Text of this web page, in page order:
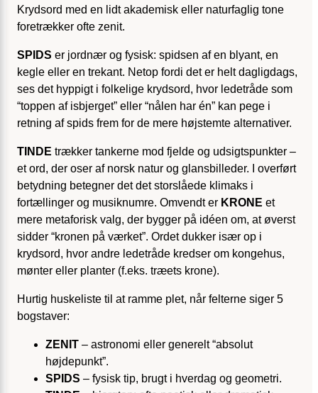
Krydsord med en lidt akademisk eller naturfaglig tone
foretrækker ofte zenit.
SPIDS er jordnær og fysisk: spidsen af en blyant, en
kegle eller en trekant. Netop fordi det er helt dagligdags,
ses det hyppigt i folkelige krydsord, hvor ledetråde som
“toppen af isbjerget” eller “nålen har én” kan pege i
retning af spids frem for de mere højstemte alternativer.
TINDE trækker tankerne mod fjelde og udsigtspunkter –
et ord, der oser af norsk natur og glansbilleder. I overført
betydning betegner det det storslåede klimaks i
fortællinger og musiknumre. Omvendt er KRONE et
mere metaforisk valg, der bygger på idéen om, at øverst
sidder “kronen på værket”. Ordet dukker især op i
krydsord, hvor andre ledetråde kredser om kongehus,
mønter eller planter (f.eks. træets krone).
Hurtig huskeliste til at ramme plet, når felterne siger 5
bogstaver:
ZENIT – astronomi eller generelt “absolut
højdepunkt”.
SPIDS – fysisk tip, brugt i hverdag og geometri.